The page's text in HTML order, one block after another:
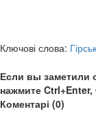
Ключові слова:
Если вы заметили
нажмите
Коментарі (0)